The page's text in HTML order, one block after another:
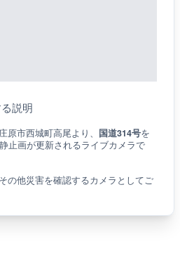
説明
原市西城町高尾より、 国道314号を
止画が更新されるライブカメラで
の他災害を確認するカメラとしてご